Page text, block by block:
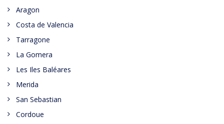
Aragon
Costa de Valencia
Tarragone
La Gomera
Les Iles Baléares
Merida
San Sebastian
Cordoue